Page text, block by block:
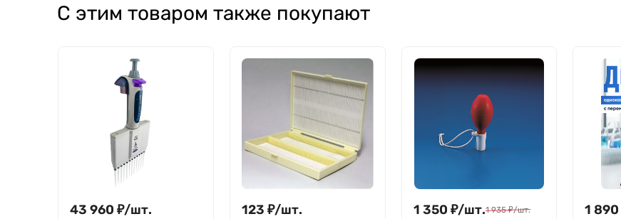
С этим товаром также покупают
43 960 ₽/шт. 123 ₽/шт. 1 350 ₽/шт.1 935 ₽/шт. 1 890